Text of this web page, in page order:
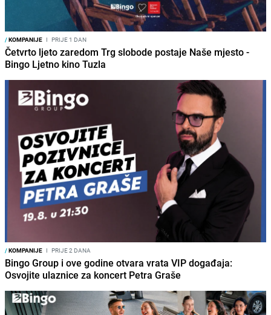
/KOMPANIJE I PRIJE 1 DAN
Četvrto ljeto zaredom Trg slobode postaje Naše mjesto -
Bingo Ljetno kino Tuzla
/KOMPANIJE I PRIJE 2 DANA
Bingo Group i ove godine otvara vrata VIP događaja:
Osvojite ulaznice za koncert Petra Graše